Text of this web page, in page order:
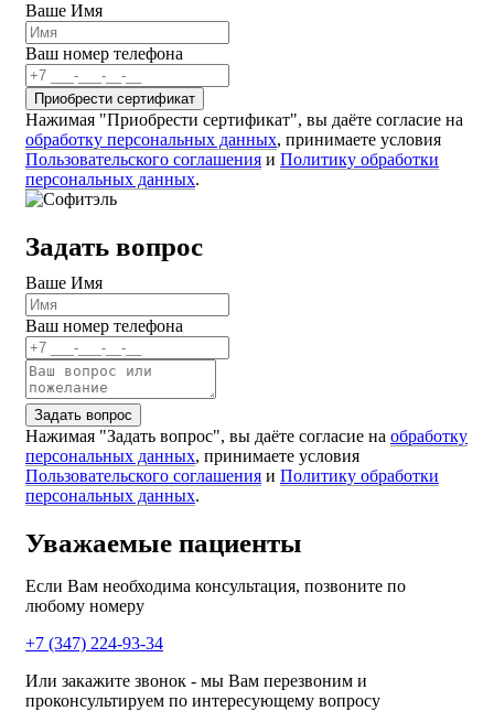
Ваше Имя
Ваш номер телефона
Нажимая "Приобрести сертификат", вы даёте согласие на
обработку персональных данных, принимаете условия
Пользовательского соглашения и Политику обработки
персональных данных.
Задать вопрос
Ваше Имя
Ваш номер телефона
Нажимая "Задать вопрос", вы даёте согласие на обработку
персональных данных, принимаете условия
Пользовательского соглашения и Политику обработки
персональных данных.
Уважаемые пациенты
Если Вам необходима консультация, позвоните по
любому номеру
+7 (347) 224-93-34
Или закажите звонок - мы Вам перезвоним и
проконсультируем по интересующему вопросу